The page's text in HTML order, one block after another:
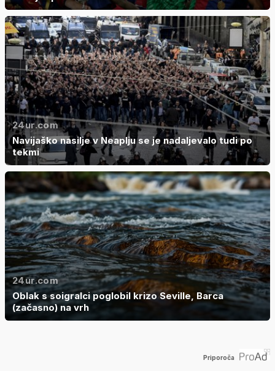
24ur.com
Navijaško nasilje v Neaplju se je nadaljevalo tudi po
tekmi
24ur.com
Oblak s soigralci poglobil krizo Seville, Barca
(začasno) na vrh
Priporoča